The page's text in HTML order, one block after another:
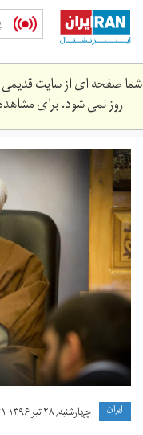
Skip
main
content
شما صفحه ای از سایت قدیمی
روز نمی شود. برای
388154_667.jpg
ايران چهارشنبه, ۲۸ تیر ۱۳۹۶ ۱۵:۴۱